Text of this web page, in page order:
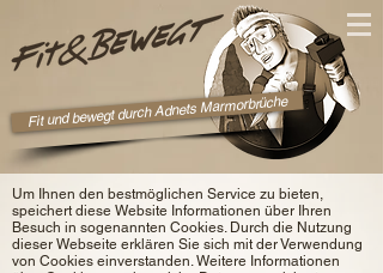
Fit und bewegt durch Adnets Marmorbrüche
Um Ihnen den bestmöglichen Service zu bieten,
speichert diese Website Informationen über Ihren
Besuch in sogenannten Cookies. Durch die Nutzung
dieser Webseite erklären Sie sich mit der Verwendung
von Cookies einverstanden. Weitere Informationen